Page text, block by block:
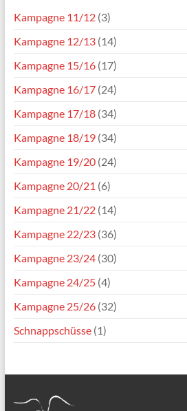
Kampagne 11/12(3)
Kampagne 12/13(14)
Kampagne 15/16(17)
Kampagne 16/17(24)
Kampagne 17/18(34)
Kampagne 18/19(34)
Kampagne 19/20(24)
Kampagne 20/21 (6)
Kampagne 21/22(14)
Kampagne 22/23(36)
Kampagne 23/24(30)
Kampagne 24/25(4)
Kampagne 25/26(32)
Schnappschüsse(1)